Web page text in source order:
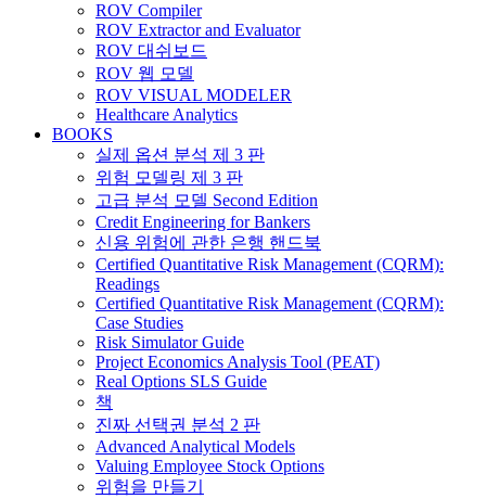
ROV Compiler
ROV Extractor and Evaluator
ROV 대쉬보드
ROV 웹 모델
ROV VISUAL MODELER
Healthcare Analytics
BOOKS
실제 옵션 분석 제 3 판
위험 모델링 제 3 판
고급 분석 모델 Second Edition
Credit Engineering for Bankers
신용 위험에 관한 은행 핸드북
Certified Quantitative Risk Management (CQRM):
Readings
Certified Quantitative Risk Management (CQRM):
Case Studies
Risk Simulator Guide
Project Economics Analysis Tool (PEAT)
Real Options SLS Guide
책
진짜 선택권 분석 2 판
Advanced Analytical Models
Valuing Employee Stock Options
위험을 만들기